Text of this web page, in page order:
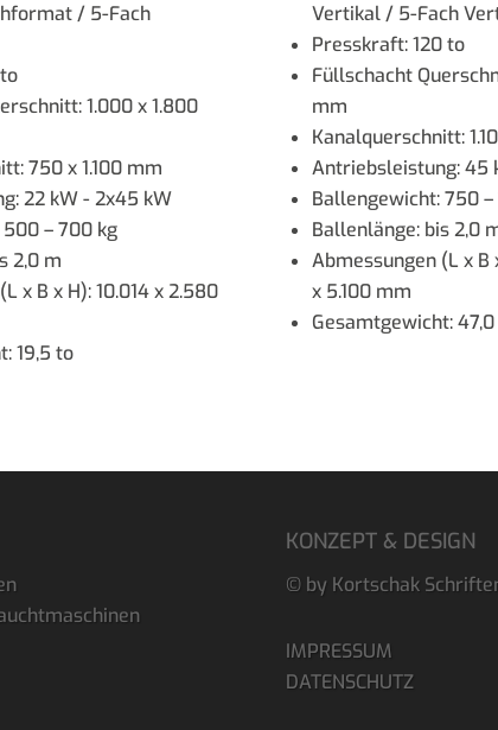
/ 5-Fach
1.000 x 1.800
750 x 1.100 mm
22 kW - 2x45 kW
– 700 kg
2,0 m
x B x H): 10.014 x 2.580
19,5 to
Vertikal / 5-Fach
Presskraft: 120 to
Füllschacht
mm
Kanalquerschnitt:
Antriebsleistung: 45
Ballengewicht: 750 –
Ballenlänge: bis 2,0
Abmessungen (L x B
x 5.100 mm
Gesamtgewicht:
KONZEPT & DESIGN
© by Kortschak
IMPRESSUM
DATENSCHUTZ